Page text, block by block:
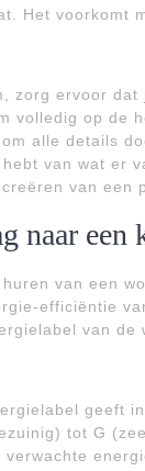
Het voorkomt
zorg ervoor
volledig op de
alle details
hebt van wat er
van een
naar een
huren van een
efficiëntie
van de
geeft
tot G
verwachte